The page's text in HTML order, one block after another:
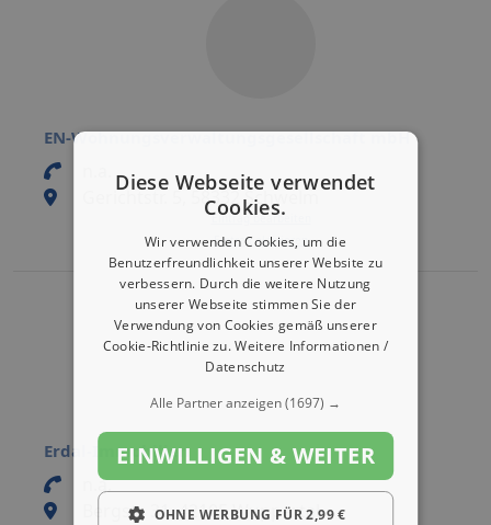
EN-Wohnungsverwaltungsgesellschaft mbH
Gerichtstr. 5, 58332 Schwelm
Eintrag bearbeiten
Eintrag aktivieren
Erdal-Immobilien
n.a.
Bergstr. 31, 42105 Wuppertal
Diese Webseite verwendet
Cookies.
Wir verwenden Cookies, um die
Benutzerfreundlichkeit unserer Website zu
verbessern. Durch die weitere Nutzung
unserer Webseite stimmen Sie der
Verwendung von Cookies gemäß unserer
Cookie-Richtlinie zu.Weitere Informationen /
Datenschutz
Alle Partner anzeigen(1697) →
EINWILLIGEN & WEITER
OHNE WERBUNG FÜR 2,99 €